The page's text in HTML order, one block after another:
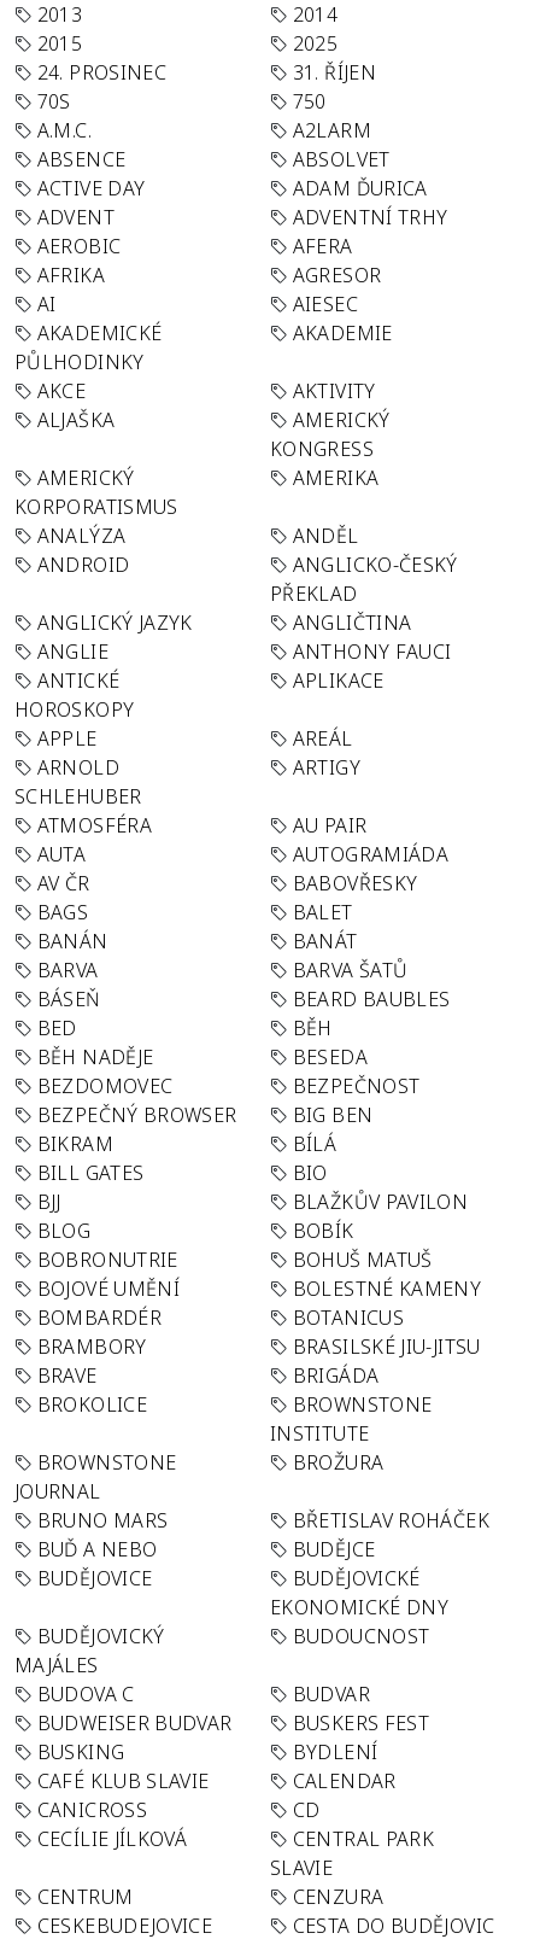
2013
2014
2015
2025
24. PROSINEC
31. ŘÍJEN
70S
750
A.M.C.
A2LARM
ABSENCE
ABSOLVET
ACTIVE DAY
ADAM ĎURICA
ADVENT
ADVENTNÍ TRHY
AEROBIC
AFERA
AFRIKA
AGRESOR
AI
AIESEC
AKADEMICKÉ
PŮLHODINKY
AKADEMIE
AKCE
AKTIVITY
ALJAŠKA
AMERICKÝ
KONGRESS
AMERICKÝ
KORPORATISMUS
AMERIKA
ANALÝZA
ANDĚL
ANDROID
ANGLICKO-ČESKÝ
PŘEKLAD
ANGLICKÝ JAZYK
ANGLIČTINA
ANGLIE
ANTHONY FAUCI
ANTICKÉ
HOROSKOPY
APLIKACE
APPLE
AREÁL
ARNOLD
SCHLEHUBER
ARTIGY
ATMOSFÉRA
AU PAIR
AUTA
AUTOGRAMIÁDA
AV ČR
BABOVŘESKY
BAGS
BALET
BANÁN
BANÁT
BARVA
BARVA ŠATŮ
BÁSEŇ
BEARD BAUBLES
BED
BĚH
BĚH NADĚJE
BESEDA
BEZDOMOVEC
BEZPEČNOST
BEZPEČNÝ BROWSER
BIG BEN
BIKRAM
BÍLÁ
BILL GATES
BIO
BJJ
BLAŽKŮV PAVILON
BLOG
BOBÍK
BOBRONUTRIE
BOHUŠ MATUŠ
BOJOVÉ UMĚNÍ
BOLESTNÉ KAMENY
BOMBARDÉR
BOTANICUS
BRAMBORY
BRASILSKÉ JIU-JITSU
BRAVE
BRIGÁDA
BROKOLICE
BROWNSTONE
INSTITUTE
BROWNSTONE
JOURNAL
BROŽURA
BRUNO MARS
BŘETISLAV ROHÁČEK
BUĎ A NEBO
BUDĚJCE
BUDĚJOVICE
BUDĚJOVICKÉ
EKONOMICKÉ DNY
BUDĚJOVICKÝ
MAJÁLES
BUDOUCNOST
BUDOVA C
BUDVAR
BUDWEISER BUDVAR
BUSKERS FEST
BUSKING
BYDLENÍ
CAFÉ KLUB SLAVIE
CALENDAR
CANICROSS
CD
CECÍLIE JÍLKOVÁ
CENTRAL PARK
SLAVIE
CENTRUM
CENZURA
CESKEBUDEJOVICE
CESTA DO BUDĚJOVIC